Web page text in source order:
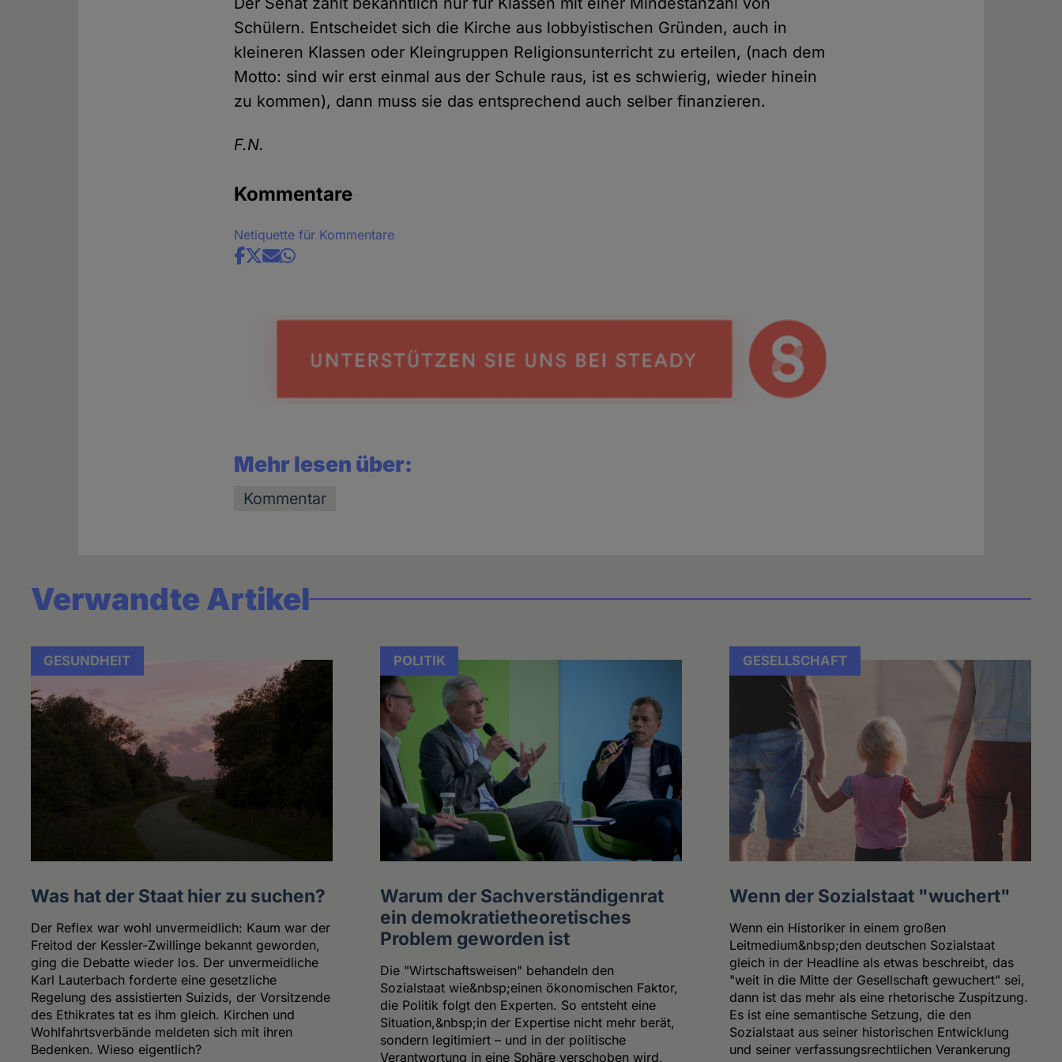
Schülern. Entscheidet sich die Kirche aus lobbyistischen Gründen, auch in
kleineren Klassen oder Kleingruppen Religionsunterricht zu erteilen, (nach dem
Motto: sind wir erst einmal aus der Schule raus, ist es schwierig, wieder hinein
zu kommen), dann muss sie das entsprechend auch selber finanzieren.
F.N.
Kommentare
Netiquette für Kommentare
Share
Mehr lesen über:
Kommentar
Verwandte Artikel
GESUNDHEIT
Was hat der Staat hier zu suchen?
Der Reflex war wohl unvermeidlich: Kaum war der
Freitod der Kessler-Zwillinge bekannt geworden,
ging die Debatte wieder los. Der unvermeidliche
Karl Lauterbach forderte eine gesetzliche
Regelung des assistierten Suizids, der Vorsitzende
des Ethikrates tat es ihm gleich. Kirchen und
Wohlfahrtsverbände meldeten sich mit ihren
Bedenken. Wieso eigentlich?
POLITIK
Warum der Sachverständigenrat
ein demokratietheoretisches
Problem geworden ist
Die "Wirtschaftsweisen" behandeln den
Sozialstaat wie&nbsp;einen ökonomischen Faktor,
die Politik folgt den Experten. So entsteht eine
Situation,&nbsp;in der Expertise nicht mehr berät,
sondern legitimiert – und in der politische
Verantwortung in eine Sphäre verschoben wird,
GESELLSCHAFT
Wenn der Sozialstaat "wuchert"
Wenn ein Historiker in einem großen
Leitmedium&nbsp;den deutschen Sozialstaat
gleich in der Headline als etwas beschreibt, das
"weit in die Mitte der Gesellschaft gewuchert" sei,
dann ist das mehr als eine rhetorische Zuspitzung.
Es ist eine semantische Setzung, die den
Sozialstaat aus seiner historischen Entwicklung
und seiner verfassungsrechtlichen Verankerung